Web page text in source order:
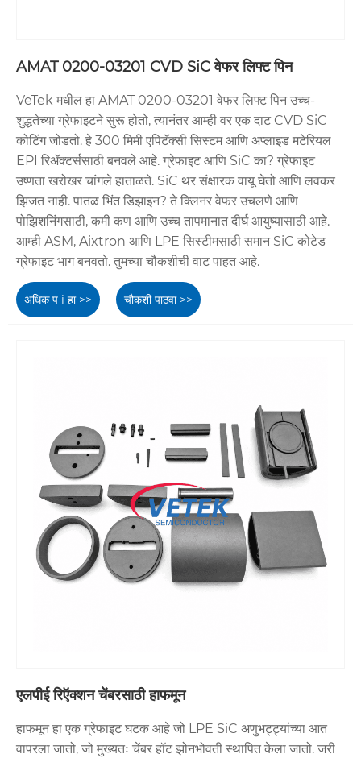
AMAT 0200-03201 CVD SiC वेफर लिफ्ट पिन
VeTek मधील हा AMAT 0200-03201 वेफर लिफ्ट पिन उच्च-
शुद्धतेच्या ग्रेफाइटने सुरू होतो, त्यानंतर आम्ही वर एक दाट CVD SiC
कोटिंग जोडतो. हे 300 मिमी एपिटॅक्सी सिस्टम आणि अप्लाइड मटेरियल
EPI रिॲक्टर्ससाठी बनवले आहे. ग्रेफाइट आणि SiC का? ग्रेफाइट
उष्णता खरोखर चांगले हाताळते. SiC थर संक्षारक वायू घेतो आणि लवकर
झिजत नाही. पातळ भिंत डिझाइन? ते क्लिनर वेफर उचलणे आणि
पोझिशनिंगसाठी, कमी कण आणि उच्च तापमानात दीर्घ आयुष्यासाठी आहे.
आम्ही ASM, Aixtron आणि LPE सिस्टीमसाठी समान SiC कोटेड
ग्रेफाइट भाग बनवतो. तुमच्या चौकशीची वाट पाहत आहे.
अधिक प i हा >> चौकशी पाठवा >>
एलपीई रिऍक्शन चेंबरसाठी हाफमून
हाफमून हा एक ग्रेफाइट घटक आहे जो LPE SiC अणुभट्ट्यांच्या आत
वापरला जातो, जो मुख्यतः चेंबर हॉट झोनभोवती स्थापित केला जातो. जरी